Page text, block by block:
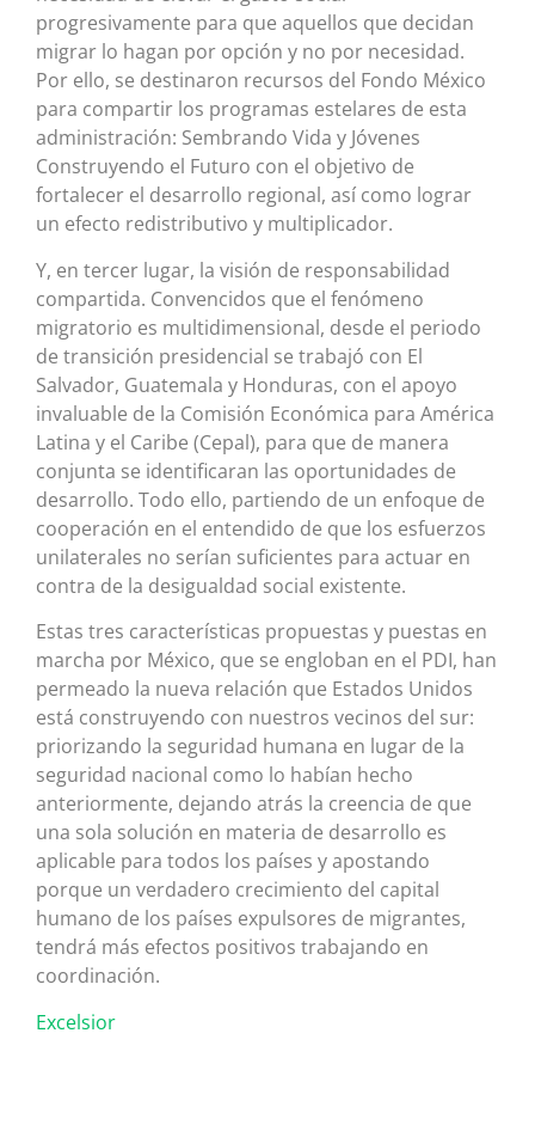
progresivamente para que aquellos que decidan
migrar lo hagan por opción y no por necesidad.
Por ello, se destinaron recursos del Fondo México
para compartir los programas estelares de esta
administración: Sembrando Vida y Jóvenes
Construyendo el Futuro con el objetivo de
fortalecer el desarrollo regional, así como lograr
un efecto redistributivo y multiplicador.
Y, en tercer lugar, la visión de responsabilidad
compartida. Convencidos que el fenómeno
migratorio es multidimensional, desde el periodo
de transición presidencial se trabajó con El
Salvador, Guatemala y Honduras, con el apoyo
invaluable de la Comisión Económica para América
Latina y el Caribe (Cepal), para que de manera
conjunta se identificaran las oportunidades de
desarrollo. Todo ello, partiendo de un enfoque de
cooperación en el entendido de que los esfuerzos
unilaterales no serían suficientes para actuar en
contra de la desigualdad social existente.
Estas tres características propuestas y puestas en
marcha por México, que se engloban en el PDI, han
permeado la nueva relación que Estados Unidos
está construyendo con nuestros vecinos del sur:
priorizando la seguridad humana en lugar de la
seguridad nacional como lo habían hecho
anteriormente, dejando atrás la creencia de que
una sola solución en materia de desarrollo es
aplicable para todos los países y apostando
porque un verdadero crecimiento del capital
humano de los países expulsores de migrantes,
tendrá más efectos positivos trabajando en
coordinación.
Excelsior